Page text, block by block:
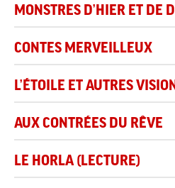
MONSTRES D’HIER ET DE
CONTES MERVEILLEUX
L’ÉTOILE ET AUTRES
AUX CONTRÉES DU RÊVE
LE HORLA (LECTURE)